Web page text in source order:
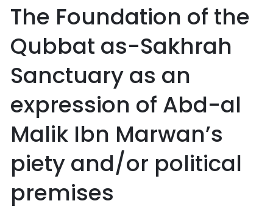
The Foundation of the
Qubbat as-Sakhrah
Sanctuary as an
expression of Abd-al
Malik Ibn Marwan’s
piety and/or political
premises